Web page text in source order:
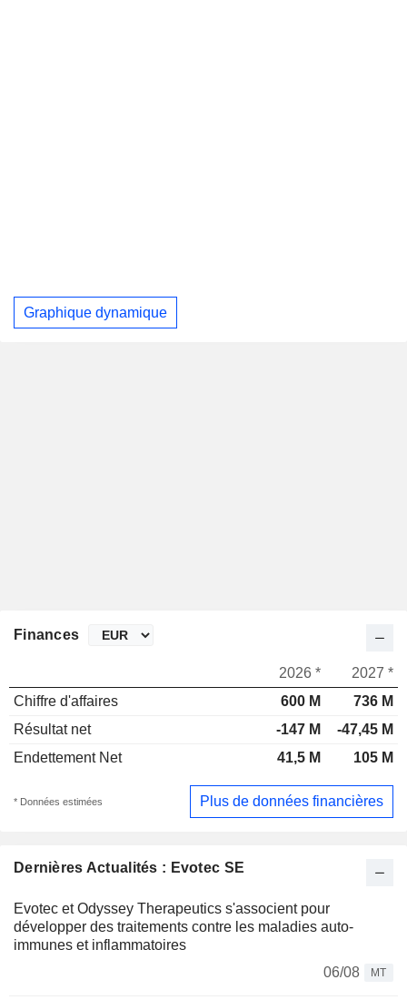
Graphique dynamique
Dernières Actualités : Evotec SE
Evotec et Odyssey Therapeutics s'associent pour
développer des traitements contre les maladies auto-
immunes et inflammatoires
06/08
MT
Finances
2026 *
2027 *
Chiffre d'affaires
600 M
736 M
Résultat net
-147 M
-47,45 M
Endettement Net
41,5 M 105 M
* Données estimées Plus de données financières